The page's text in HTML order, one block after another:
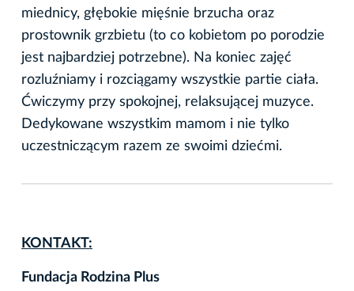
miednicy, głębokie mięśnie brzucha oraz
prostownik grzbietu (to co kobietom po porodzie
jest najbardziej potrzebne). Na koniec zajęć
rozluźniamy i rozciągamy wszystkie partie ciała.
Ćwiczymy przy spokojnej, relaksującej muzyce.
Dedykowane wszystkim mamom i nie tylko
uczestniczącym razem ze swoimi dziećmi.
KONTAKT:
Fundacja Rodzina Plus